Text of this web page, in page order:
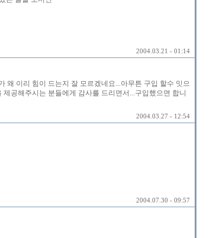
2004.03.21 - 01:14
왜 이리 힘이 드는지 잘 모르겠네요...아무튼 구입 할수 잇으
공해주시는 분들에게 감사를 드리면서...구입했으면 합니
2004.03.27 - 12:54
2004.07.30 - 09:57